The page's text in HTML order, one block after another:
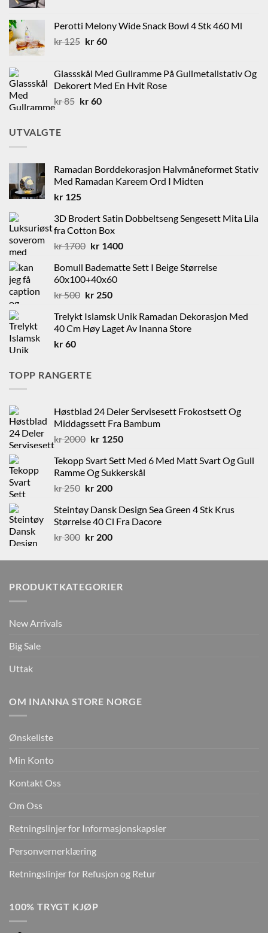
Perotti Melony Wide Snack Bowl 4 Stk 460 Ml
kr125 Opprinnelig
kr 125.
kr60Nåværende
kr 60.
Glassskål Med Gullramme På Gullmetallstativ Og
Dekorert Med En Hvit Rose
kr85 Opprinnelig
kr60Nåværende
UTVALGTE
Ramadan Borddekorasjon Halvmåneformet Stativ
Med Ramadan Kareem Ord I Midten
kr 125
3D Brodert Satin Dobbeltseng Sengesett Mita Lila
fra Cotton Box
kr1700 Opprinnelig
var:
kr 1700.
kr1400Nåværende
er:
Bomull Badematte Sett I Beige Størrelse
60x100+40x60
kr500 Opprinnelig
var:
kr 500.
kr250Nåværende
er:
kr 250.
Trelykt Islamsk Unik Ramadan Dekorasjon Med
40 Cm Høy Laget Av Inanna Store
kr60
TOPP RANGERTE
Høstblad 24 Deler Servisesett Frokostsett Og
Middagssett Fra Bambum
kr2000 Opprinnelig
var:
kr 2000.
kr1250Nåværende
er:
kr 1250.
Tekopp Svart Sett Med 6 Med Matt Svart Og Gull
Ramme Og Sukkerskål
kr250 Opprinnelig
var:
kr 250.
kr200Nåværende
er:
kr 200.
Steintøy Dansk Design Sea Green 4 Stk Krus
Størrelse 40 Cl Fra Dacore
kr300 Opprinnelig
var:
kr200Nåværende
er:
PRODUKTKATEGORIER
New Arrivals
Big Sale
Uttak
OM INANNA STORE NORGE
Ønskeliste
Min Konto
Kontakt Oss
Om Oss
Retningslinjer for Informasjonskapsler
Personvernerklæring
Retningslinjer for Refusjon og Retur
100% TRYGT KJØP